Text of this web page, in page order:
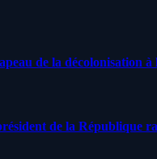
de la décolonisation à
de la République